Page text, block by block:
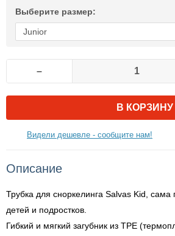
Выберите размер:
–
В КОРЗИНУ
Видели дешевле - сообщите нам!
Описание
Трубка для сноркелинга Salvas Kid,
детей и подростков.
Гибкий и мягкий загубник из ТРЕ